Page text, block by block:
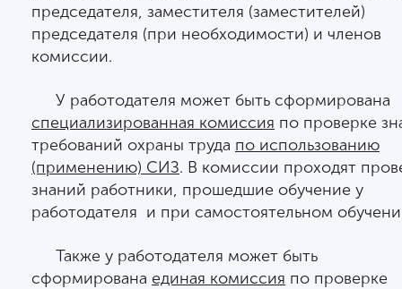
председателя, заместителя (заместителей)
председателя (при необходимости) и членов
комиссии.
У работодателя может быть сформирована
специализированная комиссия по проверке
требований охраны труда по использованию
(применению) СИЗ. В комиссии проходят
знаний работники, прошедшие обучение у
работодателя и при самостоятельном
Также у работодателя может быть
сформирована единая комиссия по проверке